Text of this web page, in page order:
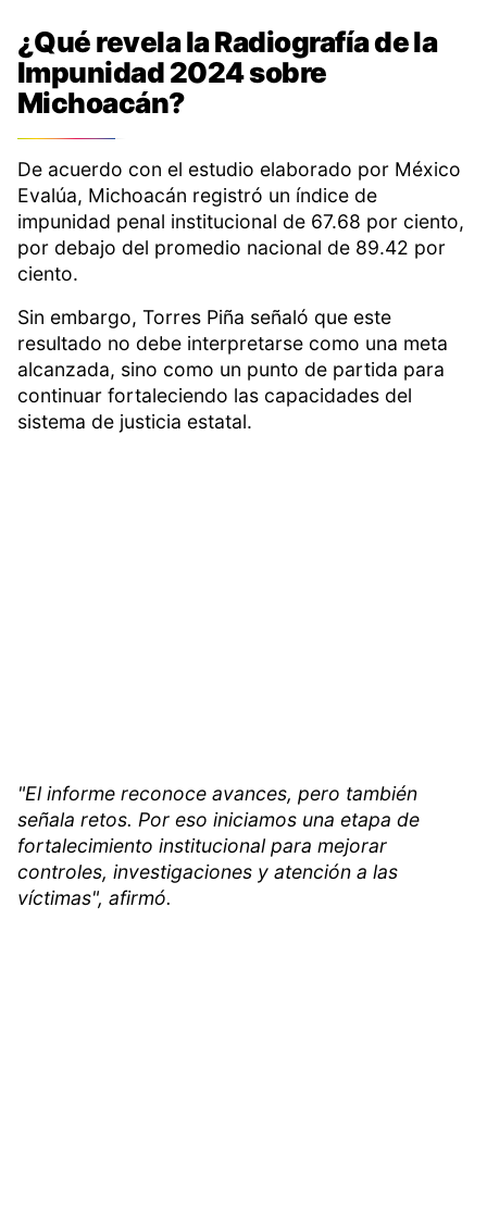
¿Qué revela la Radiografía de la
Impunidad 2024 sobre
Michoacán?
De acuerdo con el estudio elaborado por México
Evalúa, Michoacán registró un índice de
impunidad penal institucional de 67.68 por ciento,
por debajo del promedio nacional de 89.42 por
ciento.
Sin embargo, Torres Piña señaló que este
resultado no debe interpretarse como una meta
alcanzada, sino como un punto de partida para
continuar fortaleciendo las capacidades del
sistema de justicia estatal.
"El informe reconoce avances, pero también
señala retos. Por eso iniciamos una etapa de
fortalecimiento institucional para mejorar
controles, investigaciones y atención a las
víctimas", afirmó.